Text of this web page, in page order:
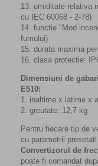
13. umiditate relativa
cu IEC 60068 - 2-78)
14. functie "Mod
fumului)
15. durata maxima
16. clasa protectie:
Dimensiuni de
E510:
1. inaltime x latime x
2. greutate: 12,7 kg
Pentru fiecare tip de
cu parametrii
Convertizorul de
poate fi comandat